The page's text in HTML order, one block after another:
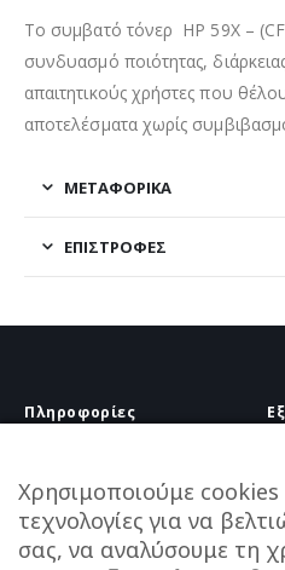
Το συμβατό τόνερ HP 59X –
συνδυασμό ποιότητας,
απαιτητικούς χρήστες που
αποτελέσματα χωρίς
ΜΕΤΑΦΟΡΙΚΆ
ΕΠΙΣΤΡΟΦΈΣ
Πληροφορίες
Επικοινωνία
Πληροφορίες Αποστολής
Τρόποι Πληρωμής
Πολιτική Επιστροφών
Χρησιμοποιούμε cookies
τεχνολογίες για να
σας, να αναλύσουμε τη